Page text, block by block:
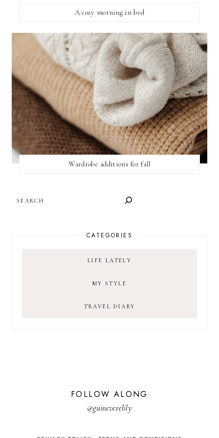
A cozy morning in bed
Wardrobe additions for fall
CATEGORIES
LIFE LATELY
MY STYLE
TRAVEL DIARY
FOLLOW ALONG
@guineverelily